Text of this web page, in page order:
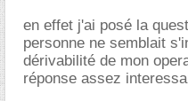
en effet j'ai posé la
personne ne semblait
dérivabilité de mon
réponse assez